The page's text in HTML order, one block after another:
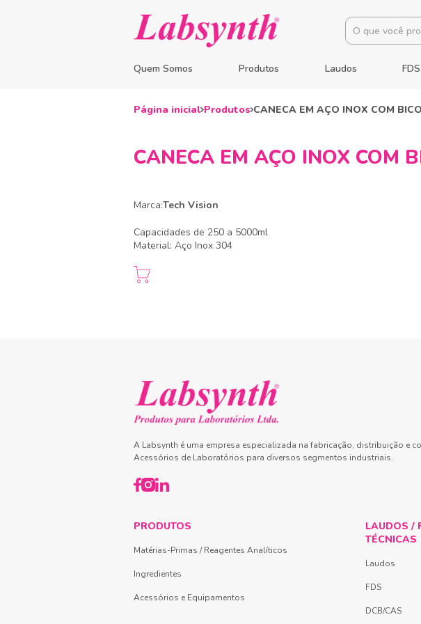
Quem Somos Produtos Laudos
Página inicial Produtos CANECA EM AÇO INOX COM
CANECA EM AÇO INOX COM
Marca:Tech Vision
Capacidades de 250 a 5000ml
Material: Aço Inox 304
A Labsynth é uma empresa especializada na fabricação, distribuição e
Acessórios de Laboratórios para diversos segmentos industriais.
PRODUTOS
Matérias-Primas / Reagentes Analíticos
Ingredientes
Acessórios e Equipamentos
LAUDOS /
TÉCNICAS
Laudos
FDS
DCB/CAS